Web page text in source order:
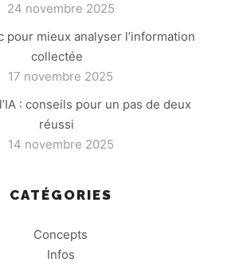
24 novembre 2025
pour mieux analyser l’information
collectée
17 novembre 2025
: conseils pour un pas de deux
réussi
14 novembre 2025
CATÉGORIES
Concepts
Infos